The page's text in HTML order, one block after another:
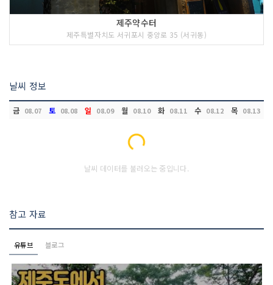
제주약수터
제주특별자치도 서귀포시 중앙로 35 (서귀동)
날씨 정보
금 08.07 토 08.08 일 08.09 월 08.10 화 08.11 수 08.12 목 08.13
Loading...
날씨 데이터를 불러오는 중입니다.
참고 자료
유튜브 블로그